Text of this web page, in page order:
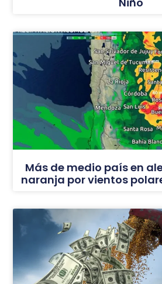
Más de medio país en
naranja por vientos